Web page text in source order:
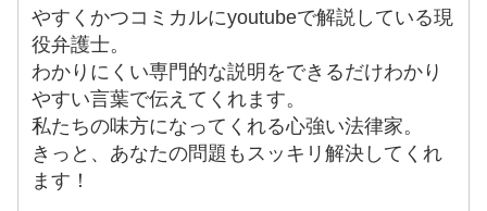
やすくかつコミカルにyoutubeで解説している現
役弁護士。
わかりにくい専門的な説明をできるだけわかり
やすい言葉で伝えてくれます。
私たちの味方になってくれる心強い法律家。
きっと、あなたの問題もスッキリ解決してくれ
ます！